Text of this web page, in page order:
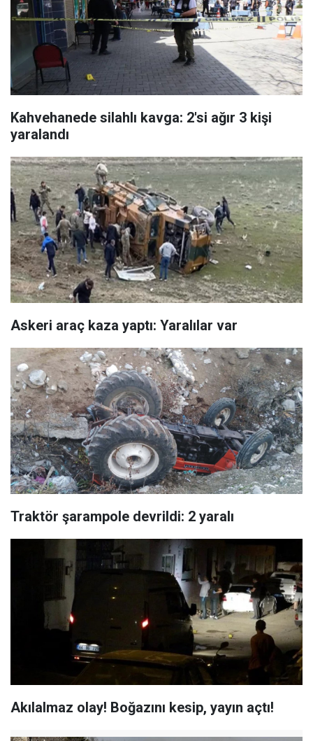
Kahvehanede silahlı kavga: 2'si ağır 3 kişi
yaralandı
Askeri araç kaza yaptı: Yaralılar var
Traktör şarampole devrildi: 2 yaralı
Akılalmaz olay! Boğazını kesip, yayın açtı!